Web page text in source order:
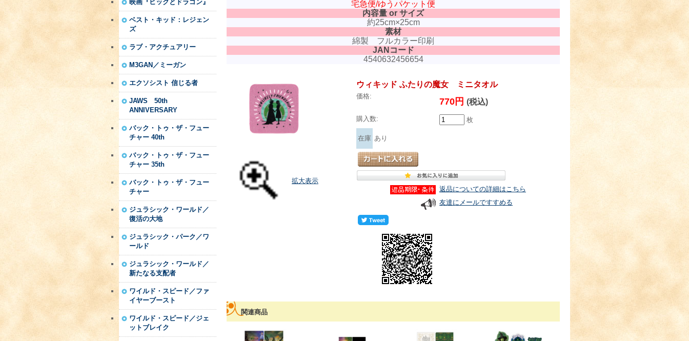
映画『ヒックとドラゴン』
ベスト・キッド：レジェン
ズ
ラブ・アクチュアリー
M3GAN／ミーガン
エクソシスト 信じる者
JAWS 50th
ANNIVERSARY
バック・トゥ・ザ・フュー
チャー 40th
バック・トゥ・ザ・フュー
チャー 35th
バック・トゥ・ザ・フュー
チャー
ジュラシック・ワールド／
復活の大地
ジュラシック・パーク／ワ
ールド
ジュラシック・ワールド／
新たなる支配者
ワイルド・スピード／ファ
イヤーブースト
ワイルド・スピード／ジェ
ットブレイク
宅急便/ゆうパケット便
内容量 or サイズ
約25cm×25cm
素材
綿製 フルカラー印刷
JANコード
4540632456654
拡大表示
ウィキッド ふたりの魔女 ミニタオル
価格:
770円 (税込)
購入数: 枚
在庫 あり
返品についての詳細はこちら
友達にメールですすめる
関連商品